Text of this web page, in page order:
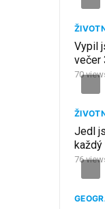
Vypil
večer
70
Jedl
každý
co se
76